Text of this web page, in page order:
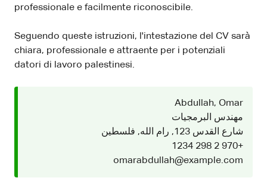
professionale e facilmente riconoscibile.
Seguendo queste istruzioni, l'intestazione del CV sarà
chiara, professionale e attraente per i potenziali
datori di lavoro palestinesi.
Abdullah, Omar
مهندس البرمجيات
شارع القدس 123, رام الله, فلسطين
+970 2 298 1234
omarabdullah@example.com